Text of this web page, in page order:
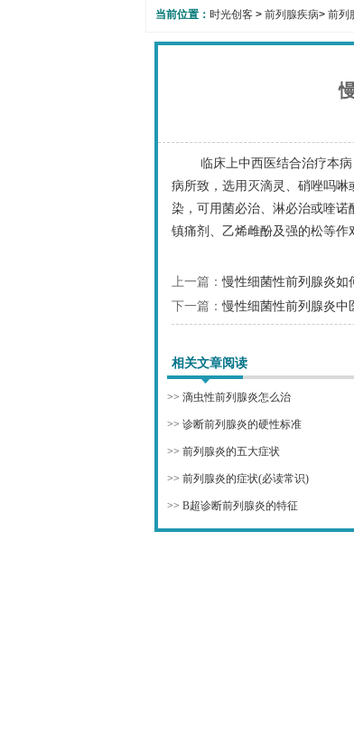
当前位置： 时光创客 > 前列腺疾病> 前列
临床上中西医结合治疗本
病所致，选用灭滴灵、硝唑吗
染，可用菌必治、淋必治或喹
镇痛剂、乙烯雌酚及强的松等作
上一篇：慢性细菌性前列腺炎如
下一篇：慢性细菌性前列腺炎中
相关文章阅读
>> 滴虫性前列腺炎怎么治
>> 诊断前列腺炎的硬性标准
>> 前列腺炎的五大症状
>> 前列腺炎的症状(必读常识)
>> B超诊断前列腺炎的特征